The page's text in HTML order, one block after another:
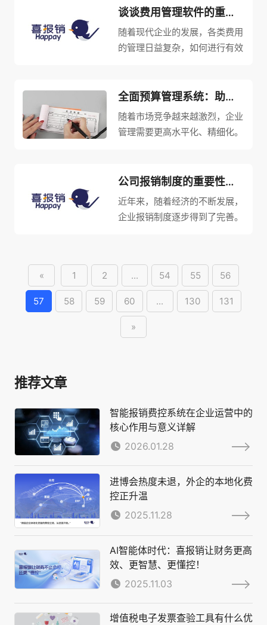
对比及分析，帮助企业实现财务
*的控制和优化。本文将从四个
方面详细阐述财务预算管控系统
谈谈费用管理软件的重要性及优势
随着现代企业的发展，各类费用
的管理日益复杂，如何进行有效
个高效、便捷的管理工具，以减
少因费用管理不当而产生的时间
和人力成本。费用管理软件由此
全面预算管理系统：助力企业精细管理
随着市场竞争越来越激烈，企业
管理需要更高水平化、精细化。
持。本文就全面预算管理系统的
功能和作用进行介绍，为大家深
入了解和使用该系统提供参考和
公司报销制度的重要性与规范
近年来，随着经济的不断发展，
企业报销制度逐步得到了完善。
障财务安全，增加员工的积极性
和减少资金浪费。本文将从公司
报销制度的重要性、报销流程的
规范...
« 1 2 ... 54 55 56
57 58 59 60 ... 130 131
»
推荐文章
智能报销费控系统在企业运营中的
核心作用与意义详解
2026.01.28
进博会热度未退，外企的本地化费
控正升温
2025.11.28
AI智能体时代：喜报销让财务更高
效、更智慧、更懂控！
2025.11.03
增值税电子发票查验工具有什么优